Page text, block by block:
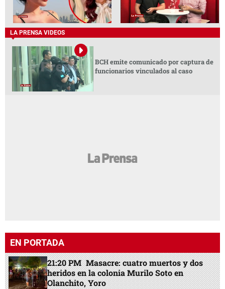
LA PRENSA VIDEOS
BCH emite comunicado por captura de
funcionarios vinculados al caso
EN PORTADA
21:20 PM Masacre: cuatro muertos y dos
heridos en la colonia Murilo Soto en
Olanchito, Yoro